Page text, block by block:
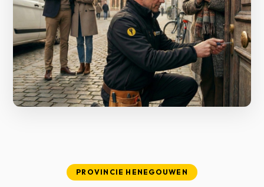
PROVINCIE HENEGOUWEN